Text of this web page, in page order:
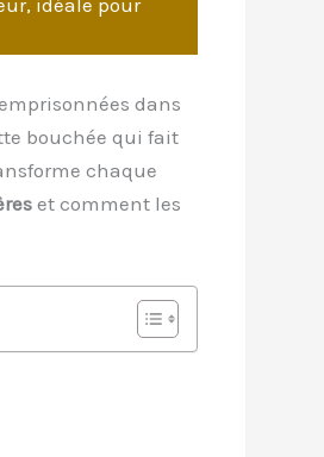
idéale pour
dans
bouchée qui fait
chaque
et comment les